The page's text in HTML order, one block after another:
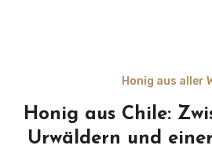
Honig aus aller
Honig aus Chile:
Urwäldern und